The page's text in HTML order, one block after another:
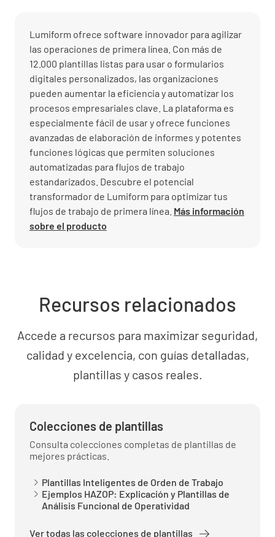
Lumiform ofrece software innovador para agilizar
las operaciones de primera línea. Con más de
12.000 plantillas listas para usar o formularios
digitales personalizados, las organizaciones
pueden aumentar la eficiencia y automatizar los
procesos empresariales clave. La plataforma es
especialmente fácil de usar y ofrece funciones
avanzadas de elaboración de informes y potentes
funciones lógicas que permiten soluciones
automatizadas para flujos de trabajo
estandarizados. Descubre el potencial
transformador de Lumiform para optimizar tus
flujos de trabajo de primera línea. Más información
sobre el producto
Recursos relacionados
Accede a recursos para maximizar seguridad,
calidad y excelencia, con guías detalladas,
plantillas y casos reales.
Colecciones de plantillas
Consulta colecciones completas de plantillas de
mejores prácticas.
Plantillas Inteligentes de Orden de Trabajo
Ejemplos HAZOP: Explicación y Plantillas de
Análisis Funcional de Operatividad
Ver todas las colecciones de plantillas